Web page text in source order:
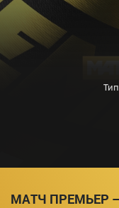
МАТЧ ПРЕМЬЕР —